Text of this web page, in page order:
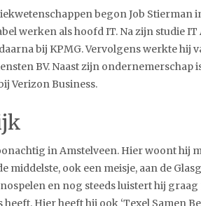
begon Job Stierman
werken als hoofd IT. Na zijn studie
bij KPMG. Vervolgens werkte hij
BV. Naast zijn
Verizon Business.
in Amstelveen. Hier woont hij
middelste, ook een meisje, aan de
en nog steeds luistert hij
heeft. Hier heeft hij ook ‘Texel Samen